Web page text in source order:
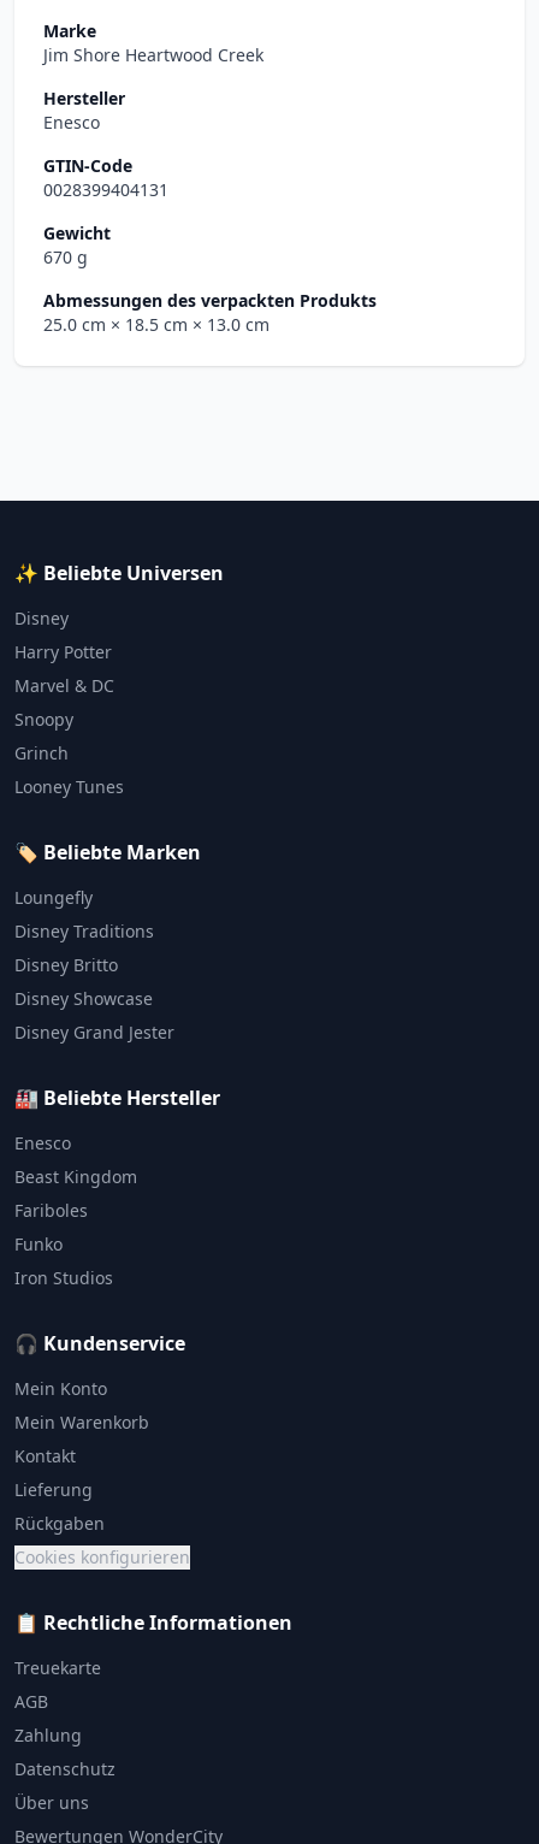
Marke
Jim Shore Heartwood Creek
Hersteller
Enesco
GTIN-Code
0028399404131
Gewicht
670 g
Abmessungen des verpackten Produkts
25.0 cm × 18.5 cm × 13.0 cm
✨ Beliebte Universen
Disney
Harry Potter
Marvel & DC
Snoopy
Grinch
Looney Tunes
🏷️ Beliebte Marken
Loungefly
Disney Traditions
Disney Britto
Disney Showcase
Disney Grand Jester
🏭 Beliebte Hersteller
Enesco
Beast Kingdom
Fariboles
Funko
Iron Studios
🎧 Kundenservice
Mein Konto
Mein Warenkorb
Kontakt
Lieferung
Rückgaben
Cookies konfigurieren
📋 Rechtliche Informationen
Treuekarte
AGB
Zahlung
Datenschutz
Über uns
Bewertungen WonderCity